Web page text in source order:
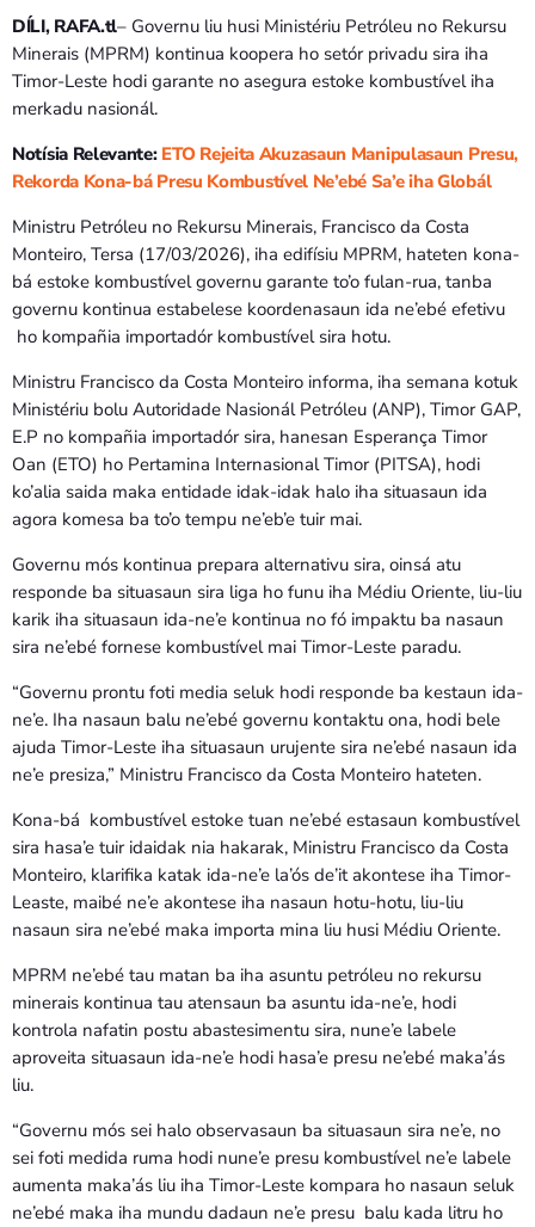
7:00 AM - 9:00 AM
Bom dia RAFA
DÍLI, RAFA.tl– Governu liu husi Ministériu Petróleu no Rekursu
Minerais (MPRM) kontinua koopera ho setór privadu sira iha
Timor-Leste hodi garante no asegura estoke kombustível iha
merkadu nasionál.
Notísia Relevante: ETO Rejeita Akuzasaun Manipulasaun Presu,
Rekorda Kona-bá Presu Kombustível Ne’ebé Sa’e iha Globál
Ministru Petróleu no Rekursu Minerais, Francisco da Costa
Monteiro, Tersa (17/03/2026), iha edifísiu MPRM, hateten kona-
bá estoke kombustível governu garante to’o fulan-rua, tanba
governu kontinua estabelese koordenasaun ida ne’ebé efetivu
ho kompañia importadór kombustível sira hotu.
Ministru Francisco da Costa Monteiro informa, iha semana kotuk
Ministériu bolu Autoridade Nasionál Petróleu (ANP), Timor GAP,
E.P no kompañia importadór sira, hanesan Esperança Timor
Oan (ETO) ho Pertamina Internasional Timor (PITSA), hodi
ko’alia saida maka entidade idak-idak halo iha situasaun ida
agora komesa ba to’o tempu ne’eb’e tuir mai.
Governu mós kontinua prepara alternativu sira, oinsá atu
responde ba situasaun sira liga ho funu iha Médiu Oriente, liu-liu
karik iha situasaun ida-ne’e kontinua no fó impaktu ba nasaun
sira ne’ebé fornese kombustível mai Timor-Leste paradu.
“Governu prontu foti media seluk hodi responde ba kestaun ida-
ne’e. Iha nasaun balu ne’ebé governu kontaktu ona, hodi bele
ajuda Timor-Leste iha situasaun urujente sira ne’ebé nasaun ida
ne’e presiza,” Ministru Francisco da Costa Monteiro hateten.
Kona-bá kombustível estoke tuan ne’ebé estasaun kombustível
sira hasa’e tuir idaidak nia hakarak, Ministru Francisco da Costa
Monteiro, klarifika katak ida-ne’e la’ós de’it akontese iha Timor-
Leaste, maibé ne’e akontese iha nasaun hotu-hotu, liu-liu
nasaun sira ne’ebé maka importa mina liu husi Médiu Oriente.
MPRM ne’ebé tau matan ba iha asuntu petróleu no rekursu
minerais kontinua tau atensaun ba asuntu ida-ne’e, hodi
kontrola nafatin postu abastesimentu sira, nune’e labele
aproveita situasaun ida-ne’e hodi hasa’e presu ne’ebé maka’ás
liu.
“Governu mós sei halo observasaun ba situasaun sira ne’e, no
sei foti medida ruma hodi nune’e presu kombustível ne’e labele
aumenta maka’ás liu iha Timor-Leste kompara ho nasaun seluk
ne’ebé maka iha mundu dadaun ne’e presu balu kada litru ho